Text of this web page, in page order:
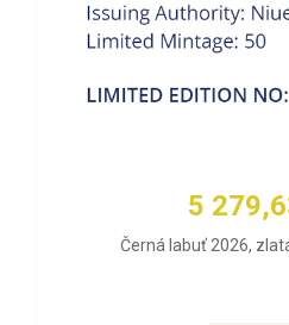
5
Černá labuť 2026,